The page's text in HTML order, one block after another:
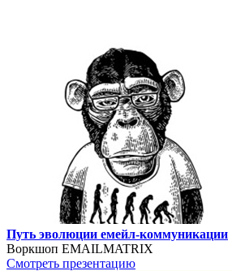
Путь эволюции емейл-коммуникации
Воркшоп EMAILMATRIX
Смотреть презентацию